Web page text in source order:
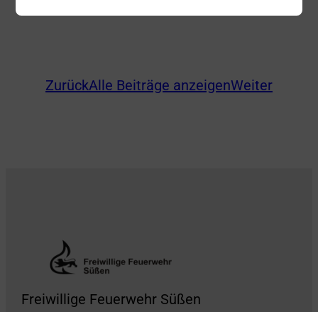
ZurückAlle Beiträge anzeigenWeiter
Freiwillige Feuerwehr Süßen